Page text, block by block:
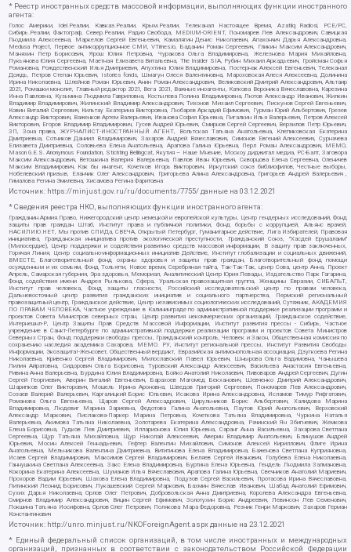
* Реестр иностранных средств массовой информации, выполняющих функции иностранного
агента:
Голос Америки, Idel.Реалии, Кавказ.Реалии, Крым.Реалии, Телеканал Настоящее Время, Azatliq Radiosi, PCE/PC,
Сибирь.Реалии, Фактограф, Север.Реалии, Радио Свобода, MEDIUM-ORIENT, Пономарев Лев Александрович, Савицкая
Людмила Алексеевна, Маркелов Сергей Евгеньевич, Камалягин Денис Николаевич, Апахончич Дарья Александровна,
Medusa Project, Первое антикоррупционное СМИ, VTimes.io, Баданин Роман Сергеевич, Гликин Максим Александрович,
Маняхин Петр Борисович, Ярош Юлия Петровна, Чуракова Ольга Владимировна, Железнова Мария Михайловна,
Лукьянова Юлия Сергеевна, Маетная Елизавета Витальевна, The Insider SIA, Рубин Михаил Аркадьевич, Гройсман Софья
Романовна, Рождественский Илья Дмитриевич, Апухтина Юлия Владимировна, Постернак Алексей Евгеньевич, Телеканал
Дождь, Петров Степан Юрьевич, Istories fonds, Шмагун Олеся Валентиновна, Мароховская Алеся Алексеевна, Долинина
Ирина Николаевна, Шлейнов Роман Юрьевич, Анин Роман Александрович, Великовский Дмитрий Александрович, Альтаир
2021, Ромашки монолит, Главный редактор 2021, Вега 2021, Важные иноагенты, Каткова Вероника Вячеславовна, Карезина
Инна Павловна, Кузьмина Людмила Гавриловна, Костылева Полина Владимировна, Лютов Александр Иванович, Жилкин
Владимир Владимирович, Жилинский Владимир Александрович, Тихонов Михаил Сергеевич, Пискунов Сергей Евгеньевич,
Ковин Виталий Сергеевич, Кильтау Екатерина Викторовна, Любарев Аркадий Ефимович, Гурман Юрий Альбертович, Грезев
Александр Викторович, Важенков Артем Валерьевич, Иванова София Юрьевна, Пигалкин Илья Валерьевич, Петров Алексей
Викторович, Егоров Владимир Владимирович, Гусев Андрей Юрьевич, Смирнов Сергей Сергеевич, Верзилов Петр Юрьевич,
ЗП, Зона права, ЖУРНАЛИСТ-ИНОСТРАННЫЙ АГЕНТ, Вольтская Татьяна Анатольевна, Клепиковская Екатерина
Дмитриевна, Сотников Даниил Владимирович, Захаров Андрей Вячеславович, Симонов Евгений Алексеевич, Сурначева
Елизавета Дмитриевна, Соловьева Елена Анатольевна, Арапова Галина Юрьевна, Перл Роман Александрович, МЕМО,
Mason G.E.S. Anonymous Foundation, Stichting Bellingcat, Якутия – Наше Мнение, Москоу диджитал медиа, РС-Балт, Заговора
Максим Александрович, Ветошкина Валерия Валерьевна, Павлов Иван Юрьевич, Скворцова Елена Сергеевна, Оленичев
Максим Владимирович, Как бы инагент, Кочетков Игорь Викторович, Иркутский союз библиофилов, Честные выборы,
Нобелевский призыв, Еланчик Олег Александрович, Григорьева Алина Александровна, Григорьев Андрей Валерьевич ,
Гималова Регина Эмилевна, Хисамова Регина Фаритовна
Источник: https://minjust.gov.ru/ru/documents/7755/данные на 03.12.2021
* Сведения реестра НКО, выполняющих функции иностранного агента:
Гражданин.Армия.Право, Нижегородский центр немецкой и европейской культуры, Центр гендерных исследований, Фонд
защиты прав граждан Штаб, Институт права и публичной политики, Фонд борьбы с коррупцией, Альянс врачей,
НАСИЛИЮ.НЕТ, Мы против СПИДа, СВЕЧА, Открытый Петербург, Гуманитарное действие, Лига Избирателей, Правовая
инициатива, Гражданская инициатива против экологической преступности, Гражданский Союз, "Хасдей Ерушалаим"
(Милосердие), Центр поддержки и содействия развитию средств массовой информации, В защиту прав заключенных,
Горячая Линия, Центр социально-информационных инициатив Действие, Институт глобализации и социальных движений,
ВМЕСТЕ, Благотворительный фонд охраны здоровья и защиты прав граждан, Благотворительный фонд помощи
осужденным и их семьям, Фонд Тольятти, Новое время, Серебряная тайга, Так-Так-Так, центр Сова, центр Анна, Проект
Апрель, Самарская губерния, Эра здоровья, Мемориал, Аналитический Центр Юрия Левады, Издательство Парк Гагарина,
Фонд содействия имени Андрея Рылькова, Сфера, Уральская правозащитная группа, Женщины Евразии, СИБАЛЬТ,
Институт прав человека, Фонд защиты гласности, Российский исследовательский центр по правам человека,
Дальневосточный центр развития гражданских инициатив и социального партнерства, Пермский региональный
правозащитный центр, Гражданское действие, Центр независимых социологических исследований, Сутяжник, АКАДЕМИЯ
ПО ПРАВАМ ЧЕЛОВЕКА, Частное учреждение в Калининграде по административной поддержке реализации программ и
проектов Совета Министров северных стран, Центр развития некоммерческих организаций, Гражданское содействие,
Интернешнл-Р, Центр Защиты Прав Средств Массовой Информации, Институт развития прессы - Сибирь, Частное
учреждение в Санкт-Петербурге по административной поддержке реализации программ и проектов Совета Министров
Северных Стран, Фонд поддержки свободы прессы, Гражданский контроль, Человек и Закон, Общественная комиссия по
сохранению наследия академика Сахарова, МЕМО. РУ, Институт региональной прессы, Институт Развития Свободы
Информации, Экозащита!-Женсовет, Общественный вердикт, Евразийская антимонопольная ассоциация, Дзугкоева Регина
Николаевна, Кривенко Сергей Владимирович, Милославский Павел Юрьевич, Шнырова Ольга Вадимовна, Чанышева
Лилия Айратовна, Сидорович Ольга Борисовна, Туровский Александр Алексеевич, Васильева Анастасия Евгеньевна,
Ривина Анна Валерьевна, Бурдина Юлия Владимировна, Бойко Анатолий Николаевич, Пивоваров Андрей Сергеевич, Дугин
Сергей Георгиевич, Аверин Виталий Евгеньевич, Барахоев Магомед Бекханович, Шевченко Дмитрий Александрович,
Шарипков Олег Викторович, Мошель Ирина Ароновна, Шведов Григорий Сергеевич, Пономарев Лев Александрович,
Созаев Валерий Валерьевич, Каргалицкий Борис Юльевич, Исакова Ирина Александровна, Исламов Тимур Рифгатович,
Романова Ольга Евгеньевна, Щаров Сергей Алексадрович, Цирульников Борис Альбертович, Халидова Марина
Владимировна, Людевиг Марина Зариевна, Федотова Галина Анатольевна, Паутов Юрий Анатольевич, Верховский
Александр Маркович, Пислакова-Паркер Марина Петровна, Кочеткова Татьяна Владимировна, Чуркина Наталья
Валерьевна, Акимова Татьяна Николаевна, Золотарева Екатерина Александровна, Рачинский Ян Збигневич, Жемкова
Елена Борисовна, Гудков Лев Дмитриевич, Илларионова Юлия Юрьевна, Саранг Анна Васильевна, Захарова Светлана
Сергеевна, Щур Татьяна Михайловна, Щур Николай Алексеевич, Аверин Владимир Анатольевич, Блинушов Андрей
Юрьевич, Мосин Алексей Геннадьевич, Гефтер Валентин Михайлович, Симонов Алексей Кириллович, Флиге Ирина
Анатольевна, Мельникова Валентина Дмитриевна, Вититинова Елена Владимировна, Баженова Светлана Куприяновна,
Исаев Сергей Владимирович, Максимов Сергей Владимирович, Беляев Сергей Иванович, Голубева Елена Николаевна,
Ганнушкина Светлана Алексеевна, Закс Елена Владимировна, Буртина Елена Юрьевна, Гендель Людмила Залмановна,
Кокорина Екатерина Алексеевна, Шуманов Илья Вячеславович, Арапова Галина Юрьевна, Свечников Анатолий Мариевич,
Прохоров Вадим Юрьевич, Шахова Елена Владимировна, Подузов Сергей Васильевич, Протасова Ирина Вячеславовна,
Литинский Леонид Борисович, Лукашевский Сергей Маркович, Бахмин Вячеслав Иванович, Шабад Анатолий Ефимович,
Сухих Дарья Николаевна, Орлов Олег Петрович, Добровольская Анна Дмитриевна, Королева Александра Евгеньевна,
Смирнов Владимир Александрович, Вицин Сергей Ефимович, Золотухин Борис Андреевич, Левинсон Лев Семенович,
Локшина Татьяна Иосифовна, Орлов Олег Петрович, Полякова Мара Федоровна, Резник Генри Маркович, Захаров Герман
Константинович
Источник: http://unro.minjust.ru/NKOForeignAgent.aspxданные на 23.12.2021
* Единый федеральный список организаций, в том числе иностранных и международных
организаций, признанных в соответствии с законодательством Российской Федерации